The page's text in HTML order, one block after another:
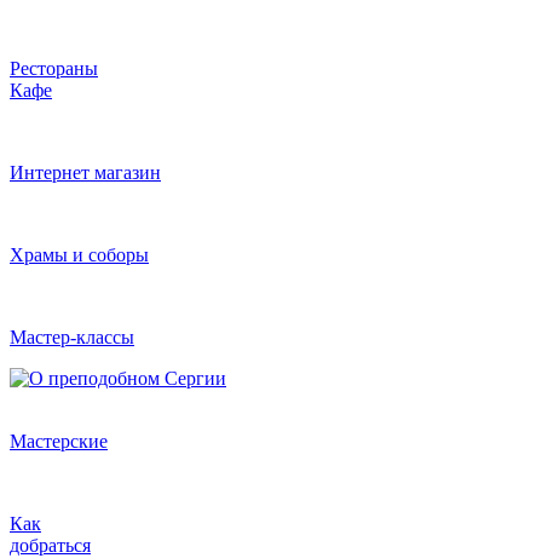
Рестораны
Кафе
Интернет магазин
Храмы и соборы
Мастер-классы
Мастерские
Как
добраться